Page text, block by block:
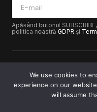
Apăsând butonul
politica noastră GDPR și
Copyright © 2017-2025
rezervate · Dezvoltat de
We use cookies to
experience on our
will assume